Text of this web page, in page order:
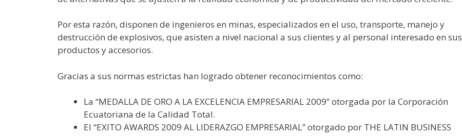
Por esta razón, disponen de ingenieros en minas, especializados en el uso, transporte, manejo y
destrucción de explosivos, que asisten a nivel nacional a sus clientes y al personal interesado en sus
productos y accesorios.
Gracias a sus normas estrictas han logrado obtener reconocimientos como:
La “MEDALLA DE ORO A LA EXCELENCIA EMPRESARIAL 2009” otorgada por la Corporación
Ecuatoriana de la Calidad Total.
El “EXITO AWARDS 2009 AL LIDERAZGO EMPRESARIAL” otorgado por THE LATIN BUSINESS